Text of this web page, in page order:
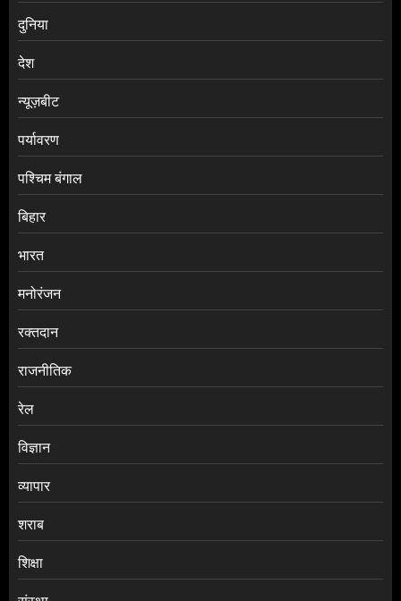
दुनिया
देश
न्यूज़बीट
पर्यावरण
पश्चिम बंगाल
बिहार
भारत
मनोरंजन
रक्तदान
राजनीतिक
रेल
विज्ञान
व्यापार
शराब
शिक्षा